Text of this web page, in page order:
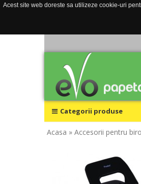
Acest site web doreste sa utilizeze cookie-uri
Categorii produse
Acasa » Accesorii pentru